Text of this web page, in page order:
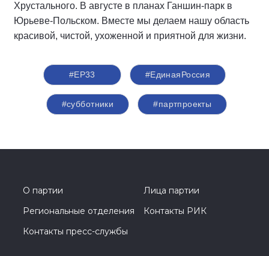
Хрустального. В августе в планах Ганшин-парк в
Юрьеве-Польском. Вместе мы делаем нашу область
красивой, чистой, ухоженной и приятной для жизни.
#ЕР33 #‎ЕдинаяРоссия
#субботники #партпроекты
О партии
Лица партии
Региональные отделения
Контакты РИК
Контакты пресс-службы